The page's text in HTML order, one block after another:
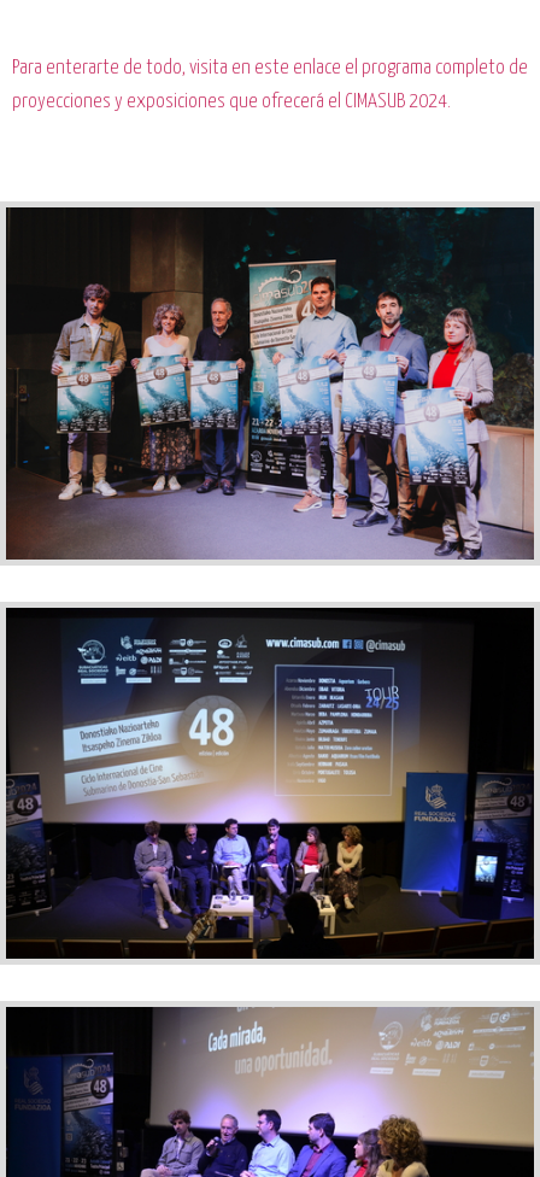
Para enterarte de todo, visita en este enlace el programa completo de
proyecciones y exposiciones que ofrecerá el CIMASUB 2024.